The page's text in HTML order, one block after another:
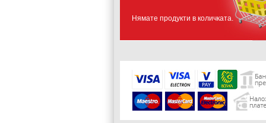
Нямате продукти в количката.